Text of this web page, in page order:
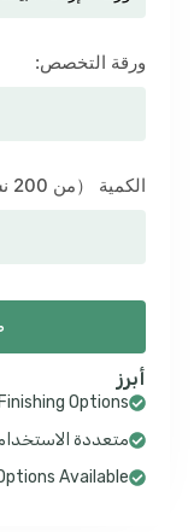
ورقة التخصص:
الكمية （من 200 نسخ)
أبرز
Finishing Options
متعددة
Options Available